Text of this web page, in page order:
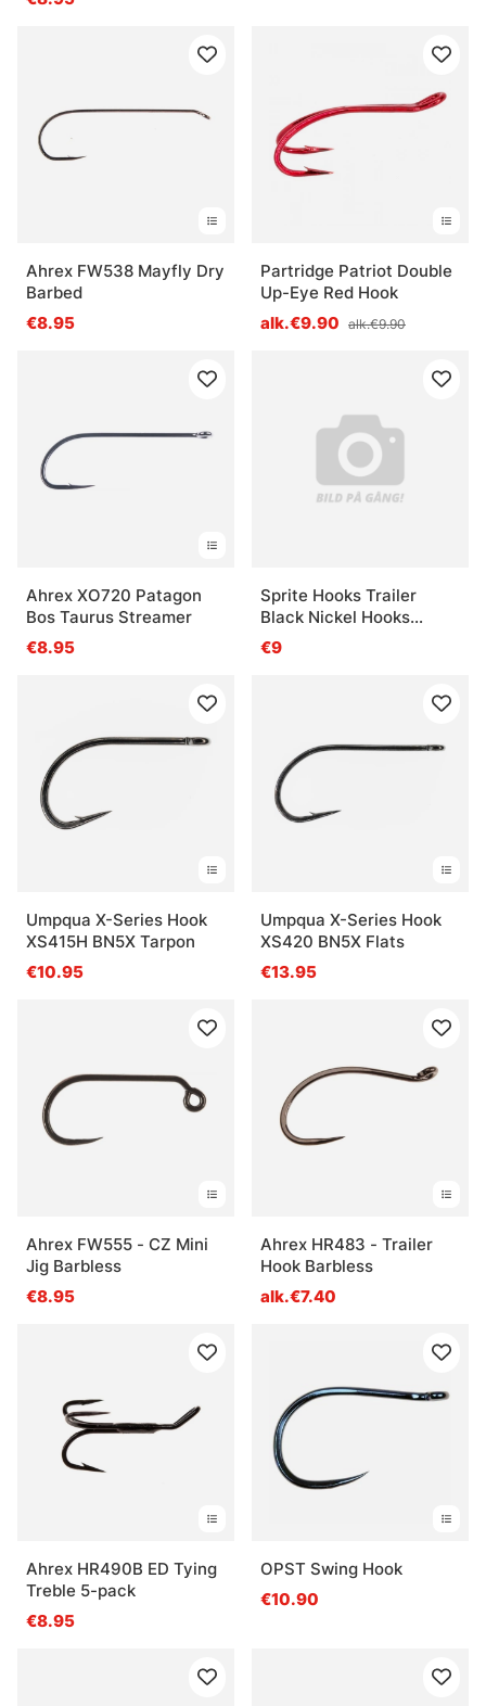
Ahrex FW538 Mayfly Dry
Barbed
€8.95
Partridge Patriot Double
Up-Eye Red Hook
alk.€9.90 alk.€9.90
Ahrex XO720 Patagon
Bos Taurus Streamer
€8.95
Sprite Hooks Trailer
Black Nickel Hooks
S1970 25-pack - #8
€9
Umpqua X-Series Hook
XS415H BN5X Tarpon
€10.95
Umpqua X-Series Hook
XS420 BN5X Flats
€13.95
Ahrex FW555 - CZ Mini
Jig Barbless
€8.95
Ahrex HR483 - Trailer
Hook Barbless
alk.€7.40
Ahrex HR490B ED Tying
Treble 5-pack
€8.95
OPST Swing Hook
€10.90